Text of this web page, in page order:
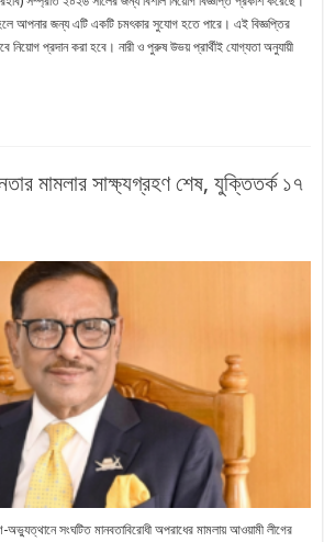
আপনার জন্য এটি একটি চমৎকার সুযোগ হতে পারে। এই বিজ্ঞপ্তির
নিয়োগ প্রদান করা হবে। নারী ও পুরুষ উভয় প্রার্থীই যোগ্যতা অনুযায়ী
মামলার সাক্ষ্যগ্রহণ শেষ, যুক্তিতর্ক ১৭
সংঘটিত মানবতাবিরোধী অপরাধের মামলায় আওয়ামী লীগের